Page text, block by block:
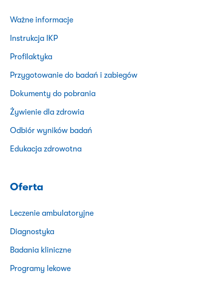
Ważne informacje
Instrukcja IKP
Profilaktyka
Przygotowanie do badań i zabiegów
Dokumenty do pobrania
Żywienie dla zdrowia
Odbiór wyników badań
Edukacja zdrowotna
Oferta
Leczenie ambulatoryjne
Diagnostyka
Badania kliniczne
Programy lekowe